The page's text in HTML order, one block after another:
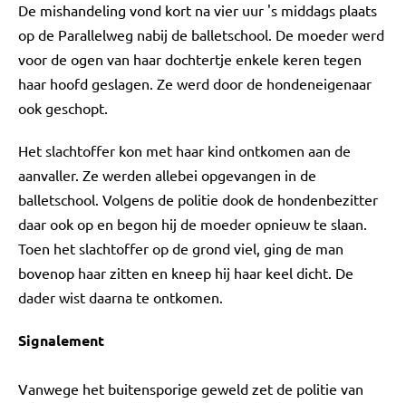
De mishandeling vond kort na vier uur 's middags plaats
op de Parallelweg nabij de balletschool. De moeder werd
voor de ogen van haar dochtertje enkele keren tegen
haar hoofd geslagen. Ze werd door de hondeneigenaar
ook geschopt.
Het slachtoffer kon met haar kind ontkomen aan de
aanvaller. Ze werden allebei opgevangen in de
balletschool. Volgens de politie dook de hondenbezitter
daar ook op en begon hij de moeder opnieuw te slaan.
Toen het slachtoffer op de grond viel, ging de man
bovenop haar zitten en kneep hij haar keel dicht. De
dader wist daarna te ontkomen.
Signalement
Vanwege het buitensporige geweld zet de politie van